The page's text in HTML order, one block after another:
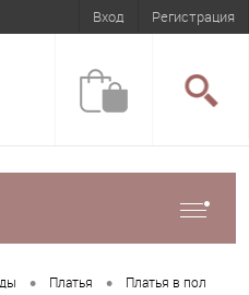
Вход Регистрация
• Платья • Платья в пол